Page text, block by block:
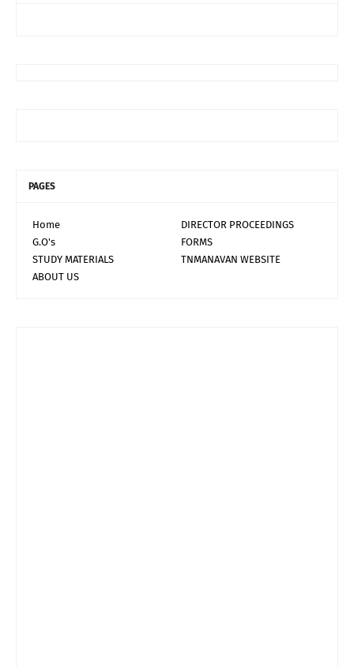
PAGES
Home
DIRECTOR PROCEEDINGS
G.O's
FORMS
STUDY MATERIALS
TNMANAVAN WEBSITE
ABOUT US